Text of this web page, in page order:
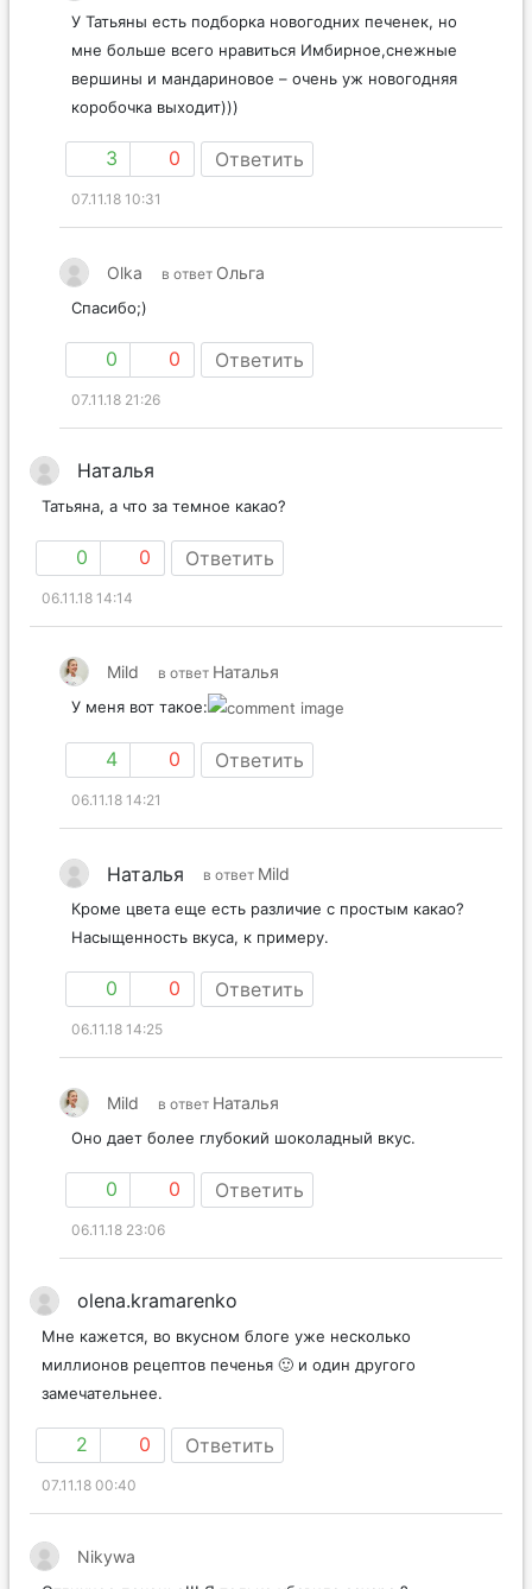
У Татьяны есть подборка новогодних печенек, но
мне больше всего нравиться Имбирное,снежные
вершины и мандариновое – очень уж новогодняя
коробочка выходит)))
3 0 Ответить
07.11.18 10:31
Olka в ответ Ольга
Спасибо;)
0 0 Ответить
07.11.18 21:26
Наталья
Татьяна, а что за темное какао?
0 0 Ответить
06.11.18 14:14
Mild в ответ Наталья
У меня вот такое:
4 0 Ответить
06.11.18 14:21
Наталья в ответ Mild
Кроме цвета еще есть различие с простым какао?
Насыщенность вкуса, к примеру.
0 0 Ответить
06.11.18 14:25
Mild в ответ Наталья
Оно дает более глубокий шоколадный вкус.
0 0 Ответить
06.11.18 23:06
olena.kramarenko
Мне кажется, во вкусном блоге уже несколько
миллионов рецептов печенья 🙂 и один другого
замечательнее.
2 0 Ответить
07.11.18 00:40
Nikywa